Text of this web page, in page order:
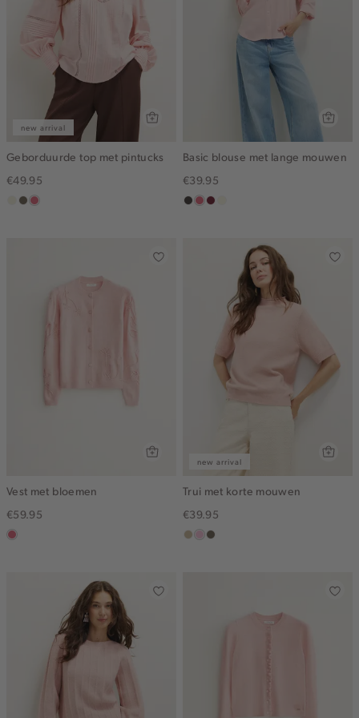
new arrival
Geborduurde top met pintucks
€49.95
ecru
middenbruin
rose,
Basic blouse met lange mouwen
€39.95
choco
rose,bordeaux
Vest met bloemen
€59.95
rose,
new arrival
Trui met korte mouwen
€39.95
lichtzand
lichtroze
lichtbruin